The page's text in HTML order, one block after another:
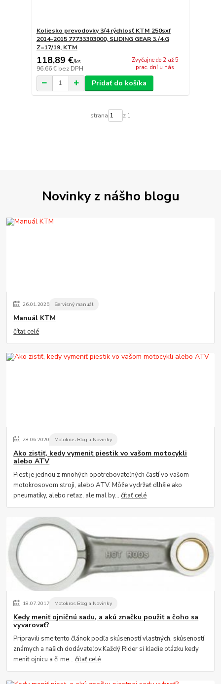
Koliesko prevodovky 3/4 rýchlosť KTM 250sxf
2014-2015 77733303000, SLIDING GEAR 3./4.G
Z=17/19, KTM
118,89 €/ks
96,66 € bez DPH
Zvyčajne do 2 až 5
prac. dní u nás
Pridať do košíka
strana z 1
Novinky z nášho blogu
26.01.2025 Servisný manuál
Manuál KTM
čítať celé
28.06.2020 Motokros Blog a Novinky
Ako zistiť, kedy vymeniť piestik vo vašom motocykli
alebo ATV
Piest je jednou z mnohých opotrebovateľných častí vo vašom
motokrosovom stroji, alebo ATV. Môže vydržať dlhšie ako
pneumatiky, alebo reťaz, ale mal by...čítať celé
18.07.2017 Motokros Blog a Novinky
Kedy meniť ojničnú sadu, a akú značku použiť a čoho sa
vyvarovať?
Pripravili sme tento článok podľa skúseností vlastných, skúseností
známych a našich dodávateľov.Každý Rider si kladie otázku kedy
meniť ojnicu a či me...čítať celé